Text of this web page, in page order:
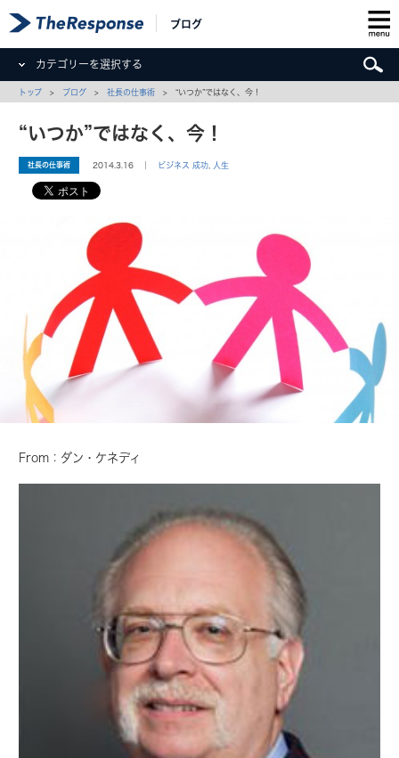
ブログ
カテゴリーを選択する
トップ > ブログ >社長の仕事術 > “いつか”ではなく、今！
“いつか”ではなく、今！
社長の仕事術 2014.3.16 ｜ ビジネス 成功 人生
From：ダン・ケネディ